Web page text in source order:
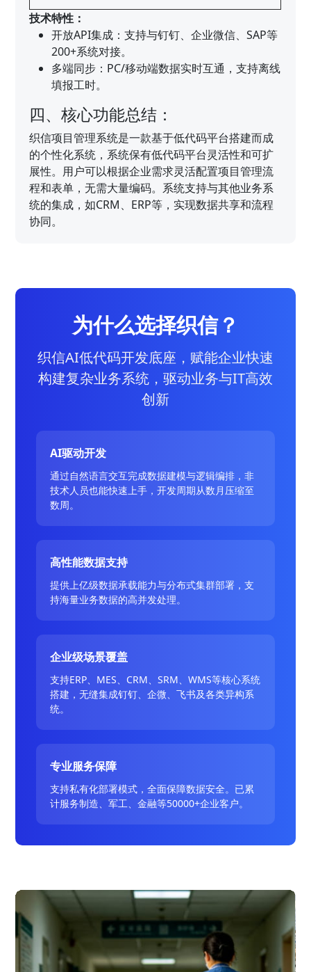
技术特性：
开放API集成：支持与钉钉、企业微信、SAP等
200+系统对接。
多端同步：PC/移动端数据实时互通，支持离线
填报工时。
四、核心功能总结：
织信项目管理系统是一款基于低代码平台搭建而成
的个性化系统，系统保有低代码平台灵活性和可扩
展性。用户可以根据企业需求灵活配置项目管理流
程和表单，无需大量编码。系统支持与其他业务系
统的集成，如CRM、ERP等，实现数据共享和流程
协同。
为什么选择织信？
织信AI低代码开发底座，赋能企业快速
构建复杂业务系统，驱动业务与IT高效
创新
AI驱动开发
通过自然语言交互完成数据建模与逻辑编排，非
技术人员也能快速上手，开发周期从数月压缩至
数周。
高性能数据支持
提供上亿级数据承载能力与分布式集群部署，支
持海量业务数据的高并发处理。
企业级场景覆盖
支持ERP、MES、CRM、SRM、WMS等核心系统
搭建，无缝集成钉钉、企微、飞书及各类异构系
统。
专业服务保障
支持私有化部署模式，全面保障数据安全。已累
计服务制造、军工、金融等50000+企业客户。